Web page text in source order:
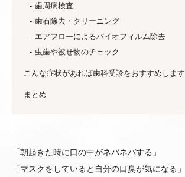
歯周病検査
歯石除去・クリーニング
エアフローによるバイオフィルム除去
虫歯や被せ物のチェック
こんな症状があれば歯科受診をおすすめします
まとめ
「朝起きた時に口の中がネバネバする」
「マスクをしていると自分の口臭が気になる」